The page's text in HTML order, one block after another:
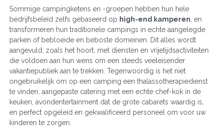
Sommige campingketens en -groepen hebben hun hele
bedrijfsbeleid zelfs gebaseerd op high-end kamperen , en
transformeren hun traditionele campings in echte aangelegde
parken of bebloeide en beboste domeinen. Dit alles wordt
aangevuld, zoals het hoort, met diensten en vrijetijdsactiviteiten
die voldoen aan hun wens om een steeds veeleisender
vakantiepubliek aan te trekken. Tegenwoordig is het niet
ongebruikelijk om op een camping een thalassotherapiedienst
te vinden, aangepaste catering met een echte chef-kok in de
keuken, avondentertainment dat de grote cabarets waardig is,
en perfect opgeleid en gekwalificeerd personeel om voor uw
kinderen te zorgen.